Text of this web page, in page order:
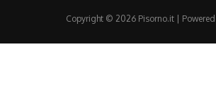
Copyright © 2026 Pisorno.it |